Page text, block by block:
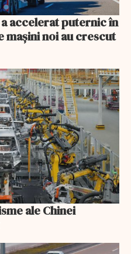
accelerat puternic în
noi au crescut
ale Chinei